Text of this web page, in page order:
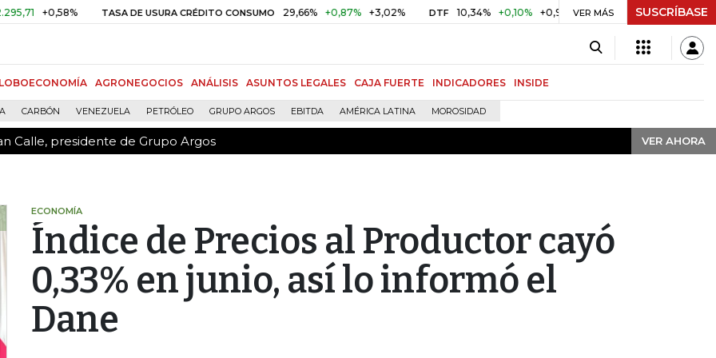
+0,58% TASA DE USURA CRÉDITO CONSUMO 29,66% +0,87% +3,02% DTF 10,34% +0,10% +0,98% UVR $ 416,86 +$ 0,05 +0,01%
VER MÁS SUSCRÍBASE
AGRONEGOCIOS ANÁLISIS ASUNTOS LEGALES CAJA FUERTE INDICADORES INSIDE
CARBÓN VENEZUELA PETRÓLEO GRUPO ARGOS EBITDA AMÉRICA LATINA MOROSIDAD
Calle, presidente de Grupo Argos VER AHORA
Calle, presidente de Grupo Argos VER AHORA
ECONOMÍA
Índice de Precios al Productor cayó
0,33% en junio, así lo informó el
Dane